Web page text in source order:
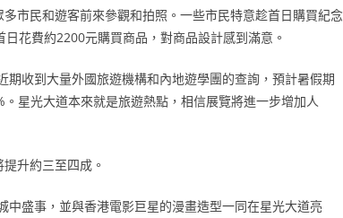
市民和遊客前來參觀和拍照。一些市民特意趁首日購買紀念
花費約2200元購買商品，對商品設計感到滿意。
收到大量外國旅遊機構和內地遊學團的查詢，預計暑假期
星光大道本來就是旅遊熱點，相信展覽將進一步增加人
升約三至四成。
盛事，並與香港電影巨星的漫畫造型一同在星光大道亮